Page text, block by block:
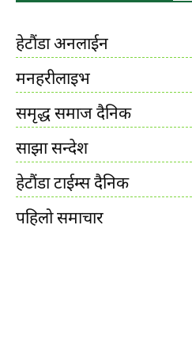
हेटौंडा अनलाईन
मनहरीलाइभ
समृद्ध समाज दैनिक
साझा सन्देश
हेटौंडा टाईम्स दैनिक
पहिलो समाचार